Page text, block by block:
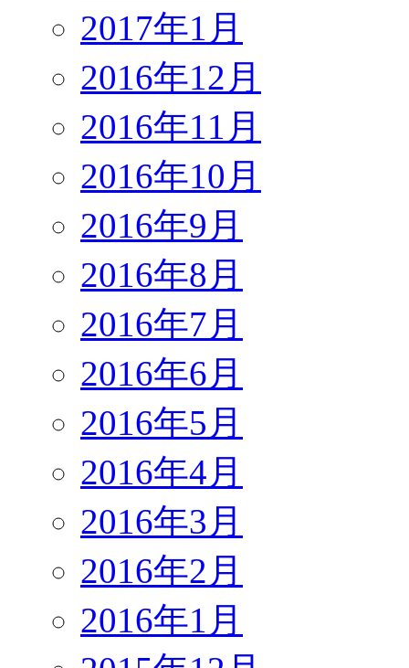
2017年1月
2016年12月
2016年11月
2016年10月
2016年9月
2016年8月
2016年7月
2016年6月
2016年5月
2016年4月
2016年3月
2016年2月
2016年1月